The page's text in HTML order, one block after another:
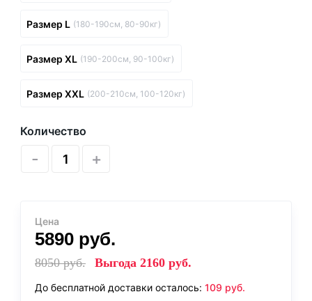
Размер L (180-190см, 80-90кг)
Размер XL (190-200см, 90-100кг)
Размер XXL (200-210см, 100-120кг)
Количество
- +
Цена
5890 руб.
8050руб. Выгода 2160 руб.
До бесплатной доставки осталось: 109 руб.